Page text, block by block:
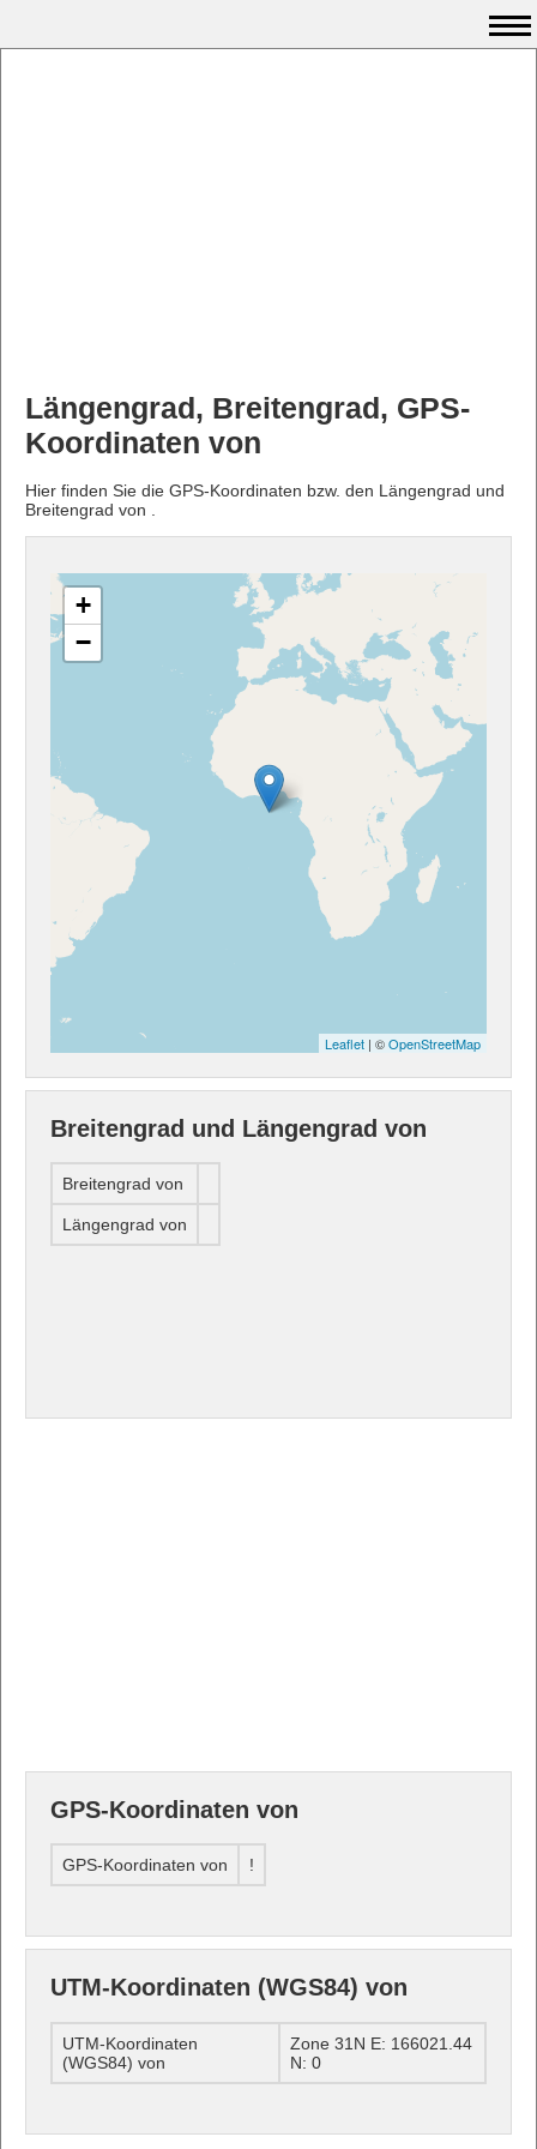
Längengrad, Breitengrad, GPS-
Koordinaten von
Hier finden Sie die GPS-Koordinaten bzw. den Längengrad und
Breitengrad von .
+
−
Leaflet | ©OpenStreetMap
Breitengrad und Längengrad von
Breitengrad von
Längengrad von
GPS-Koordinaten von
GPS-Koordinaten von !
UTM-Koordinaten (WGS84) von
UTM-Koordinaten
(WGS84) von
Zone 31N E: 166021.44
N: 0